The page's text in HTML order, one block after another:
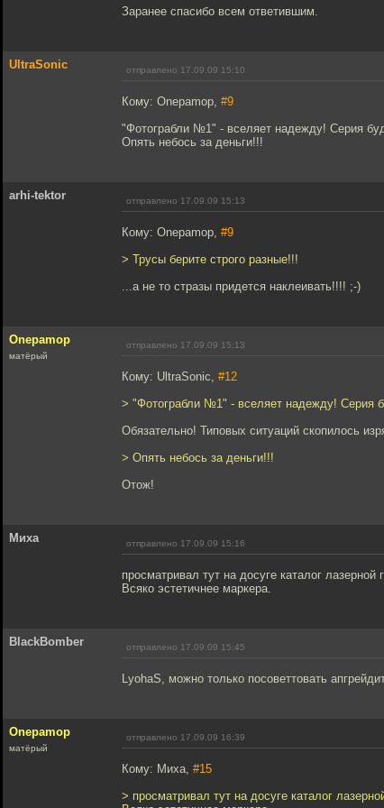
Заранее спасибо всем ответившим.
UltraSonic отправлено 17.09.09 15:10
Кому: Onepamop, #9
"Фотограбли №1" - вселяет надежду! Серия
Опять небось за деньги!!!
arhi-tektor отправлено 17.09.09 15:13
Кому: Onepamop, #9
> Трусы берите строго разные!!!
...а не то стразы придется наклеивать!!!! ;-)
Onepamop
матёрый
отправлено 17.09.09 15:13
Кому: UltraSonic, #12
> "Фотограбли №1" - вселяет надежду! Серия
Обязательно! Типовых ситуаций скопилось
> Опять небось за деньги!!!
Отож!
Миха отправлено 17.09.09 15:16
просматривал тут на досуге каталог
Всяко эстетичнее маркера.
BlackBomber отправлено 17.09.09 15:45
LyohaS, можно только посоветтовать
Onepamop
матёрый
отправлено 17.09.09 16:39
Кому: Миха, #15
> просматривал тут на досуге каталог